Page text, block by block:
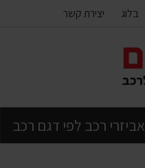
בלוג יצירת קשר
אביזרי רכב לפי דגם רכב